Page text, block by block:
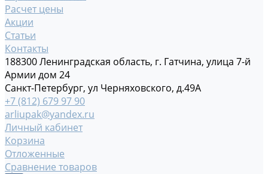
Расчет цены
Акции
Статьи
Контакты
188300 Ленинградская область, г. Гатчина, улица 7-й
Армии дом 24
Санкт-Петербург, ул Черняховского, д.49А
+7 (812) 679 97 90
arliupak@yandex.ru
Личный кабинет
Корзина
Отложенные
Сравнение товаров